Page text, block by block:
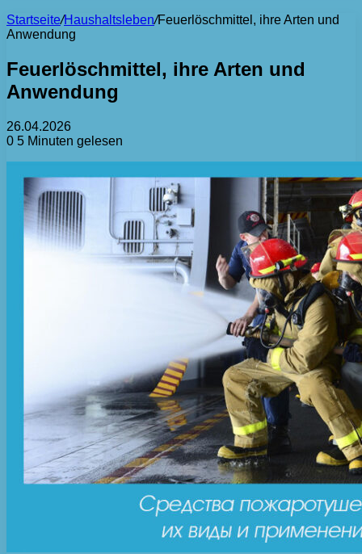
Startseite/Haushaltsleben/Feuerlöschmittel, ihre Arten und
Anwendung
Feuerlöschmittel, ihre Arten und
Anwendung
26.04.2026
0 5 Minuten gelesen